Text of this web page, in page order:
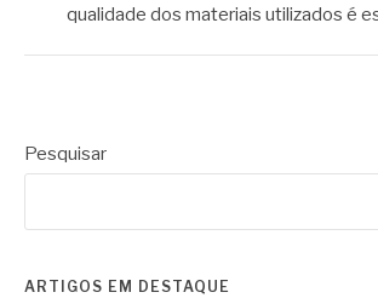
qualidade dos materiais utilizados é
Pesquisar
ARTIGOS EM DESTAQUE